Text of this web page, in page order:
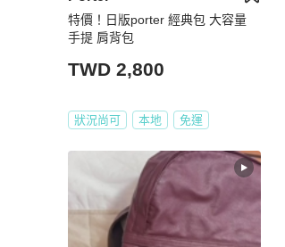
特價！日版porter 經典包 大容量
手提 肩背包
TWD 2,800
狀況尚可 本地 免運